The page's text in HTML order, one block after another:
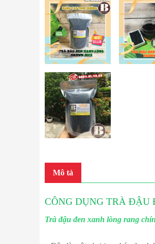
Mô tả
CÔNG DỤNG TRÀ ĐẬU
Trà đậu đen xanh lòng rang